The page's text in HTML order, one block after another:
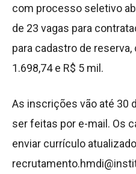
com processo seletivo
de 23 vagas para
para cadastro de
1.698,74 e R$ 5 mil.
As inscrições vão até 30
ser feitas por e-mail. Os
enviar currículo